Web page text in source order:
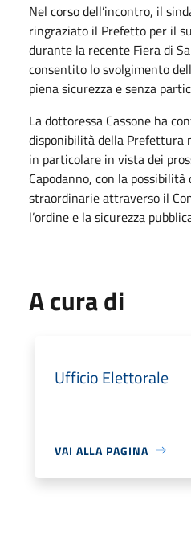
Nel corso dell’incontro, il
ringraziato il Prefetto per il
durante la recente Fiera di
consentito lo svolgimento
piena sicurezza e senza
La dottoressa Cassone ha
disponibilità della Prefettura
in particolare in vista dei
Capodanno, con la
straordinarie attraverso il
l’ordine e la sicurezza
A cura di
Ufficio Elettorale
VAI ALLA PAGINA